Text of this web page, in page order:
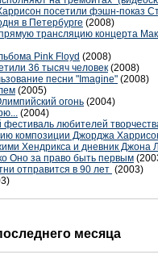
посетили фэшн-показ
в Петербурге (2008)
трансляцию концерта
Pink Floyd (2008)
36 тысяч человек (2008)
песни "Imagine" (2008)
(2005)
огонь (2004)
(2004)
любителей
композиции Джорджа
Хендрикса и дневник Джона
Оно за право быть первым
отправится в 90 лет (2003)
месяца